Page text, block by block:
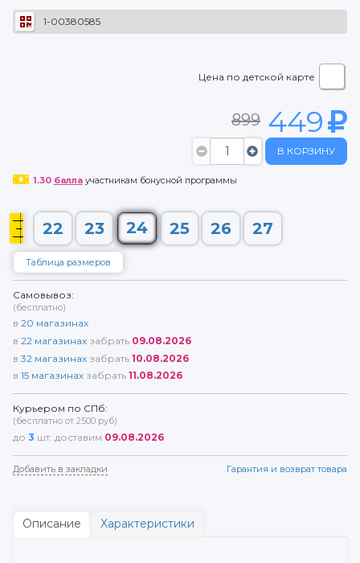
1-00380585
Цена по детской карте
899 449
В КОРЗИНУ
1.30 баллаучастникам бонусной программы
22 23 24 25 26 27
Таблица размеров
Самовывоз:
(бесплатно)
в 20 магазинах
в 22 магазинах забрать 09.08.2026
в 32 магазинах забрать 10.08.2026
в 15 магазинах забрать 11.08.2026
Курьером по СПб:
(бесплатно от 2500 руб)
до 3 шт. доставим 09.08.2026
Добавить в закладки Гарантия и возврат товара
Описание Характеристики